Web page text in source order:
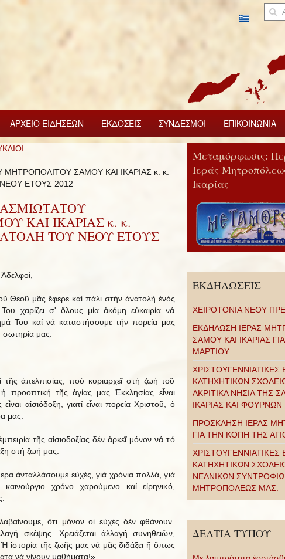
ΑΡΧΕΙΟ ΕΙΔΗΣΕΩΝ ΕΚΔΟΣΕΙΣ ΣΥΝΔΕΣΜΟΙ ΕΠΙΚΟΙΝΩΝΙΑ
ΣΑΜΟΥ ΚΑΙ ΙΚΑΡΙΑΣ κ. κ.
ΕΤΟΥΣ 2012
ΚΑΙ ΙΚΑΡΙΑΣ κ. κ.
ΤΟΥ ΝΕΟΥ ΕΤΟΥΣ
Θεοῦ μᾶς ἔφερε καί πάλι στήν ἀνατολή ἑνός
χαρίζει σ' ὅλους μία ἀκόμη εὐκαιρία νά
Του καί νά καταστήσουμε τήν πορεία μας
μας.
ἀπελπισίας, πού κυριαρχεῖ στή ζωή τοῦ
προοπτική τῆς ἁγίας μας Ἐκκλησίας εἶναι
αἰσιόδοξη, γιατί εἶναι πορεία Χριστοῦ, ὁ
μας.
τῆς αἰσιοδοξίας δέν ἀρκεῖ μόνον νά τό
στή ζωή μας.
ἀνταλλάσουμε εὐχές, γιά χρόνια πολλά, γιά
χρόνο χαρούμενο καί εἰρηνικό,
ὅτι μόνον οἱ εὐχές δέν φθάνουν.
σκέψης. Χρειάζεται ἀλλαγή συνηθειῶν,
ἱστορία τῆς ζωῆς μας νά μᾶς διδάξει ἤ ὅπως
νά γίνουν μαθήματα!»
Μεταμόρφωσις:
Ιεράς
Ικαρίας
ΕΚΔΗΛΩΣΕΙΣ
ΧΕΙΡΟΤΟΝΙΑ ΝΕΟΥ
ΕΚΔΗΛΩΣΗ ΙΕΡΑΣ
ΣΑΜΟΥ ΚΑΙ ΙΚΑΡΙΑΣ
ΜΑΡΤΙΟΥ
ΧΡΙΣΤΟΥΓΕΝΝΙΑΤΙΚΕΣ
ΚΑΤΗΧΗΤΙΚΩΝ
ΑΚΡΙΤΙΚΑ ΝΗΣΙΑ ΤΗΣ
ΙΚΑΡΙΑΣ ΚΑΙ ΦΟΥΡΝΩΝ .
ΠΡΟΣΚΛΗΣΗ ΙΕΡΑΣ
ΓΙΑ ΤΗΝ ΚΟΠΗ ΤΗΣ
ΚΑΤΗΧΗΤΙΚΩΝ
ΝΕΑΝΙΚΩΝ
ΜΗΤΡΟΠΟΛΕΩΣ ΜΑΣ.
ΔΕΛΤΙΑ ΤΥΠΟΥ